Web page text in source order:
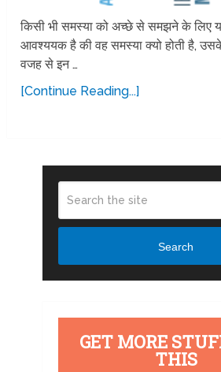
किसी भी समस्या को अच्छे से समझने के लिए
आवश्ययक है की वह समस्या क्यो होती है,
वजह से इन …
[Continue Reading...]
Search
GET MORE
THIS